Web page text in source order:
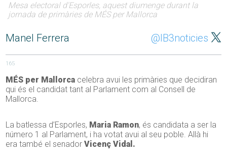
Mesa electoral d'Esporles, aquest diumenge durant la
jornada de primàries de MÉS per Mallorca
Manel Ferrera @IB3noticies
165
MÉS per Mallorca celebra avui les primàries que decidiran
qui és el candidat tant al Parlament com al Consell de
Mallorca.
La batlessa d’Esporles, Maria Ramon, és candidata a ser la
número 1 al Parlament, i ha votat avui al seu poble. Allà hi
era també el senadorVicenç Vidal.